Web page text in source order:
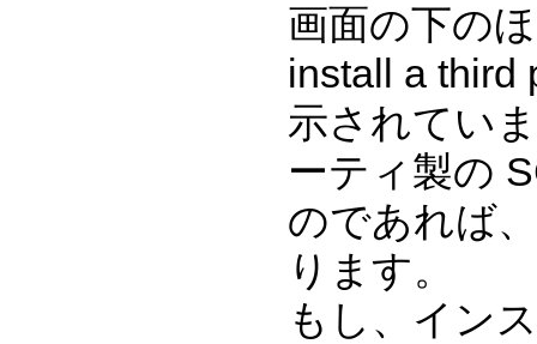
画面の下の
install a third
示されてい
ーティ製の
のであれば
ります。
もし、イン